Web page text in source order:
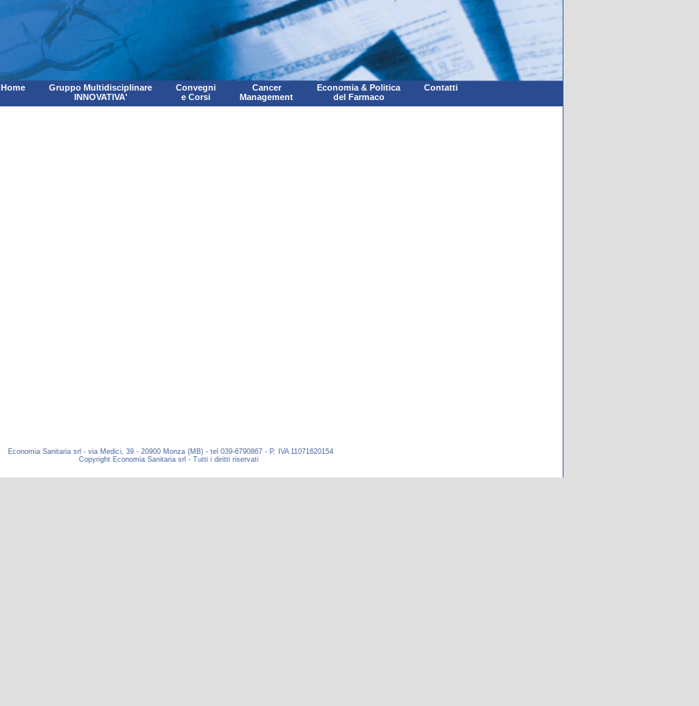
Home
Gruppo Multidisciplinare
INNOVATIVA'
Convegni
e Corsi
Cancer
Management
Economia & Politica
del Farmaco
Contatti
Economia Sanitaria srl - via Medici, 39 - 20900 Monza (MB) - tel 039-6790867 - P. IVA 11071620154
Copyright Economia Sanitaria srl - Tutti i diritti riservati